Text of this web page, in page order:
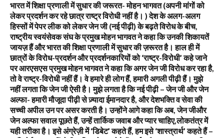
भारत में शिक्षा प्रणाली में सुधार की जरूरत- मोहन भागवत (अपनी मांगों को
लेकर प्रदर्शन कर रहे छात्र राष्ट्र विरोधी नहीं है। ) देश के अलग-अलग
हिस्सों में पेपर लीक को लेकर जेन जी (नई पीढ़ी) के बढ़ते विरोध के बीच,
राष्ट्रीय स्वयंसेवक संघ के प्रमुख मोहन भागवत ने कहा कि उनकी शिकायतें
जायज़ हैं और भारत की शिक्षा प्रणाली में सुधार की ज़रूरत है। हाल ही में
छात्रों के विरोध-प्रदर्शन और प्रदर्शनकारियों को ‘राष्ट्र-विरोधी’ कहे जाने
पर आरएसएस प्रमुख मोहन भागवत ने कहा कि अगर जेन जी विरोध कर रहा है,
तो वे राष्ट्र-विरोधी नहीं हैं। वे हमारे ही लोग हैं, हमारी अगली पीढ़ी हैं। मुझे
नहीं लगता कि जेन जी ऐसी है। मुझे लगता है कि नई पीढ़ी – जेन जी और जेन
अल्फा- हमारी मौजूदा पीढ़ी से ज़्यादा ईमानदार है, और देशभक्ति व सेवा की
सच्ची अपील उन पर असर करती है। उन्होंने आगे कहा कि अब, जेन जीऔर
जेन अल्फा सवाल पूछते हैं, उन्हें तार्किक जवाब और प्यार चाहिए,लोकतंत्र में
यही तरीका है। इसे अंग्रेज़ी में ‘डिबेट’ कहते हैं, हम इसे ‘शास्त्रार्थ’ कहते हैं –